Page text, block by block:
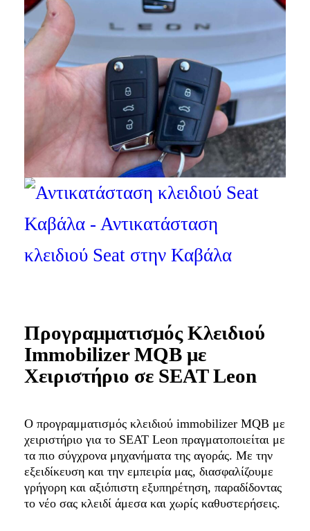
Προγραμματισμός Κλειδιού
Immobilizer MQB με
Χειριστήριο σε SEAT Leon
Ο προγραμματισμός κλειδιού immobilizer MQB με
χειριστήριο για το SEAT Leon πραγματοποιείται με
τα πιο σύγχρονα μηχανήματα της αγοράς. Με την
εξειδίκευση και την εμπειρία μας, διασφαλίζουμε
γρήγορη και αξιόπιστη εξυπηρέτηση, παραδίδοντας
το νέο σας κλειδί άμεσα και χωρίς καθυστερήσεις.